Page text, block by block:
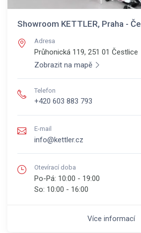
Showroom KETTLER, Praha -
Adresa
Průhonická 119, 251 01 Čestlice
Zobrazit na mapě
Telefon
+420 603 883 793
E-mail
info@kettler.cz
Otevírací doba
Po-Pá: 10:00 - 19:00
So: 10:00 - 16:00
Více informací